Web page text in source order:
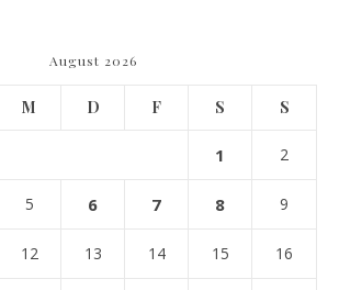
August 2026
M D F S S
1 2
5 6 7 8 9
12 13 14 15 16